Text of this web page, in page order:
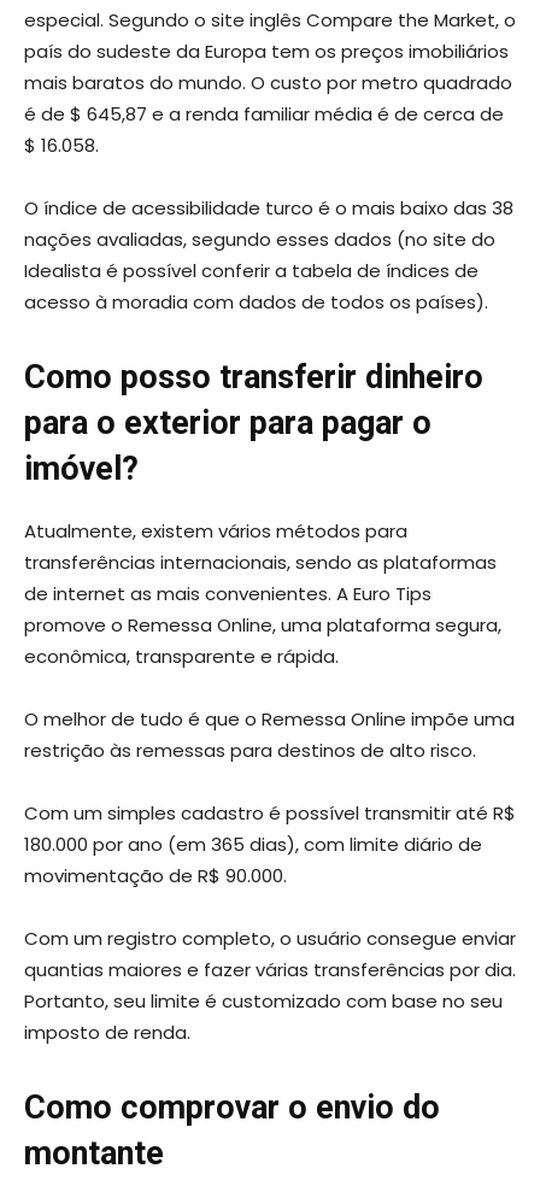
especial. Segundo o site inglês Compare the Market, o
país do sudeste da Europa tem os preços imobiliários
mais baratos do mundo. O custo por metro quadrado
é de $ 645,87 e a renda familiar média é de cerca de
$ 16.058.
O índice de acessibilidade turco é o mais baixo das 38
nações avaliadas, segundo esses dados (no site do
Idealista é possível conferir a tabela de índices de
acesso à moradia com dados de todos os países).
Como posso transferir dinheiro
para o exterior para pagar o
imóvel?
Atualmente, existem vários métodos para
transferências internacionais, sendo as plataformas
de internet as mais convenientes. A Euro Tips
promove o Remessa Online, uma plataforma segura,
econômica, transparente e rápida.
O melhor de tudo é que o Remessa Online impõe uma
restrição às remessas para destinos de alto risco.
Com um simples cadastro é possível transmitir até R$
180.000 por ano (em 365 dias), com limite diário de
movimentação de R$ 90.000.
Com um registro completo, o usuário consegue enviar
quantias maiores e fazer várias transferências por dia.
Portanto, seu limite é customizado com base no seu
imposto de renda.
Como comprovar o envio do
montante